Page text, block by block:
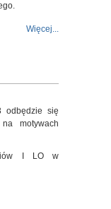
Więcej...
odbędzie się
motywach
I LO w